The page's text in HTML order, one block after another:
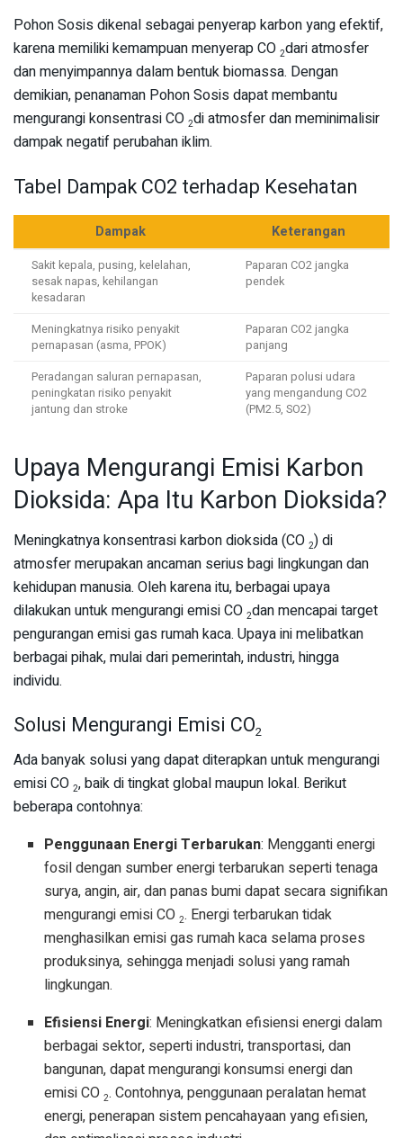
Pohon Sosis dikenal sebagai penyerap karbon yang efektif,
karena memiliki kemampuan menyerap CO 2dari atmosfer
dan menyimpannya dalam bentuk biomassa. Dengan
demikian, penanaman Pohon Sosis dapat membantu
mengurangi konsentrasi CO 2di atmosfer dan meminimalisir
dampak negatif perubahan iklim.
Tabel Dampak CO2 terhadap Kesehatan
Dampak Keterangan
Sakit kepala, pusing, kelelahan,
sesak napas, kehilangan
kesadaran
Paparan CO2 jangka
pendek
Meningkatnya risiko penyakit
pernapasan (asma, PPOK)
Paparan CO2 jangka
panjang
Peradangan saluran pernapasan,
peningkatan risiko penyakit
jantung dan stroke
Paparan polusi udara
yang mengandung CO2
(PM2.5, SO2)
Upaya Mengurangi Emisi Karbon
Dioksida: Apa Itu Karbon Dioksida?
Meningkatnya konsentrasi karbon dioksida (CO 2) di
atmosfer merupakan ancaman serius bagi lingkungan dan
kehidupan manusia. Oleh karena itu, berbagai upaya
dilakukan untuk mengurangi emisi CO 2dan mencapai target
pengurangan emisi gas rumah kaca. Upaya ini melibatkan
berbagai pihak, mulai dari pemerintah, industri, hingga
individu.
Solusi Mengurangi Emisi CO2
Ada banyak solusi yang dapat diterapkan untuk mengurangi
emisi CO 2, baik di tingkat global maupun lokal. Berikut
beberapa contohnya:
Penggunaan Energi Terbarukan: Mengganti energi
fosil dengan sumber energi terbarukan seperti tenaga
surya, angin, air, dan panas bumi dapat secara signifikan
mengurangi emisi CO2. Energi terbarukan tidak
menghasilkan emisi gas rumah kaca selama proses
produksinya, sehingga menjadi solusi yang ramah
lingkungan.
Efisiensi Energi: Meningkatkan efisiensi energi dalam
berbagai sektor, seperti industri, transportasi, dan
bangunan, dapat mengurangi konsumsi energi dan
emisi CO2. Contohnya, penggunaan peralatan hemat
energi, penerapan sistem pencahayaan yang efisien,